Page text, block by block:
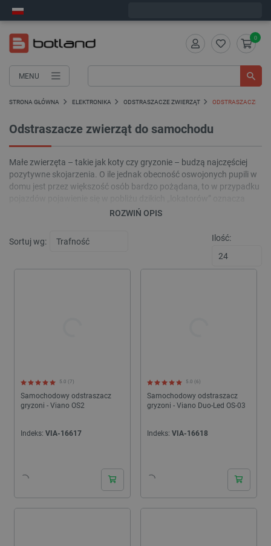
MENU
0
STRONA GŁÓWNA ELEKTRONIKA ODSTRASZACZE ZWIERZĄT ODSTRASZACZE
Odstraszacze zwierząt do samochodu
Małe zwierzęta – takie jak koty czy gryzonie – budzą najczęściej
pozytywne skojarzenia. O ile jednak obecność oswojonych pupili w
domu jest przez większość osób bardzo pożądana, to w przypadku
zwykle początek poważnych problemów. Jedną z
kosztownymi w skutkach uszkodzeniami jest specjalny
odstraszacz zwierząt do samochodu.
ROZWIŃ OPIS
Sortuj wg: Ilość:
Samochodowy odstraszacz
gryzoni - Viano OS2
5.0 (7)
Indeks: VIA-16617
Samochodowy odstraszacz
gryzoni - Viano Duo-Led OS-03
5.0 (6)
Indeks: VIA-16618